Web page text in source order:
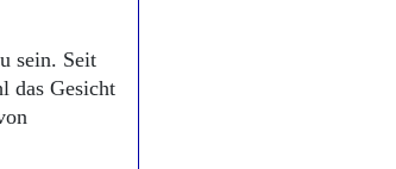
Geschichte
Ostpreußen
sein. Seit
das Gesicht